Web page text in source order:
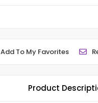
Add To My Favorites
Product